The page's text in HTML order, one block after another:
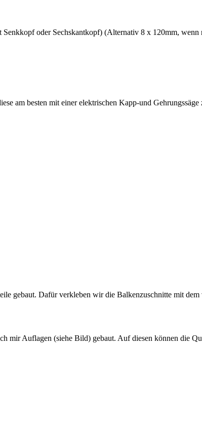
oder Sechskantkopf) (Alternativ 8 x 120mm,
am besten mit einer elektrischen Kapp-und
gebaut. Dafür verkleben wir die Balkenzuschnitte mit
mir Auflagen (siehe Bild) gebaut. Auf diesen können die